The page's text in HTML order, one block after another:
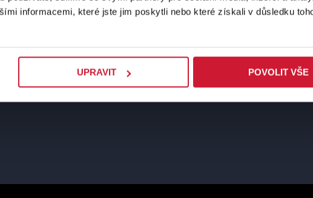
informacemi, které jste jim poskytli nebo které získali v důsledku
UPRAVIT POVOLIT VŠE
M.
Divadlo PLUTO
PROFIL